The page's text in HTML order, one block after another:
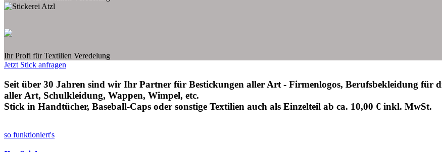
Ihr Profi für Textilien Veredelung
Jetzt Stick anfragen
Seit über 30 Jahren sind wir Ihr Partner für Bestickungen aller Art - Firmenlogos, Berufsbekleidung für
aller Art, Schulkleidung, Wappen, Wimpel, etc.
Stick in Handtücher, Baseball-Caps oder sonstige Textilien auch als Einzelteil ab ca. 10,00 € inkl. MwSt.
so funktioniert's